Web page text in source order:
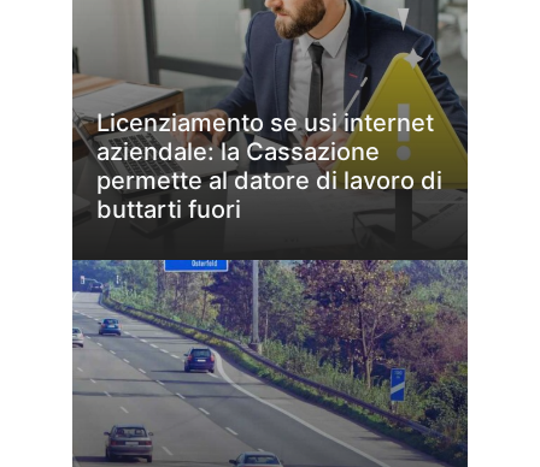
Licenziamento se usi internet
aziendale: la Cassazione
permette al datore di lavoro di
buttarti fuori